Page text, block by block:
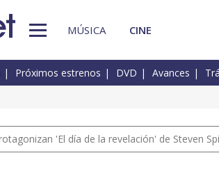
MÚSICA CINE
Próximos estrenos DVD Avances
'El día de la revelación' de Steven